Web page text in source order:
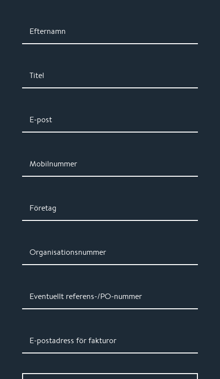
Efternamn
Titel
E-post
Mobilnummer
Företag
Organisationsnummer
Eventuellt referens-/PO-nummer
E-postadress för fakturor